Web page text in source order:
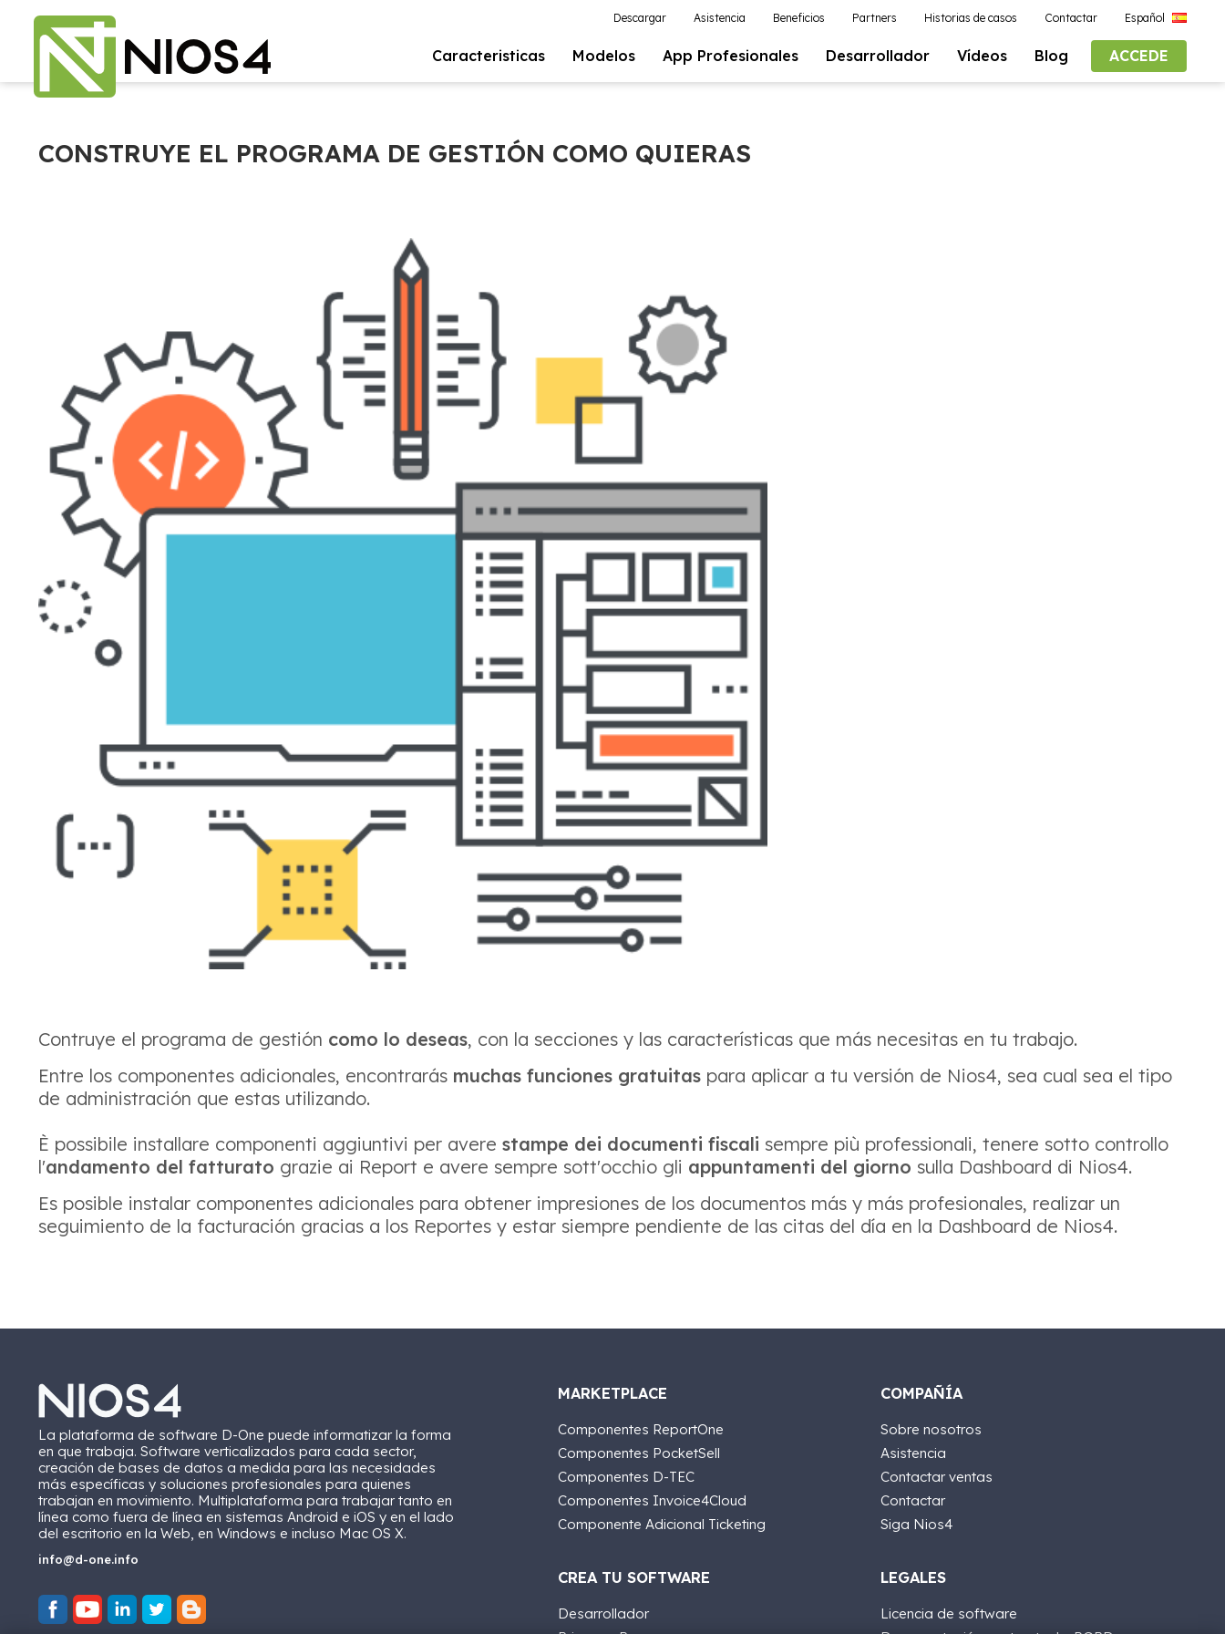
Descargar Asistencia Beneficios Partners Historias de casos Contactar Español
Caracteristicas Modelos App Profesionales Desarrollador Vídeos Blog ACCEDE
CONSTRUYE EL PROGRAMA DE GESTIÓN COMO QUIERAS
Contruye el programa de gestión como lo deseas, con la secciones y las características que más necesitas en tu trabajo.
Entre los componentes adicionales, encontrarás muchas funciones gratuitas para aplicar a tu versión de Nios4, sea cual sea el tipo
de administración que estas utilizando.
È possibile installare componenti aggiuntivi per avere stampe dei documenti fiscali sempre più professionali, tenere sotto controllo
l'andamento del fatturato grazie ai Report e avere sempre sott'occhio gli appuntamenti del giorno sulla Dashboard di Nios4.
Es posible instalar componentes adicionales para obtener impresiones de los documentos más y más profesionales, realizar un
seguimiento de la facturación gracias a los Reportes y estar siempre pendiente de las citas del día en la Dashboard de Nios4.
La plataforma de software D-One puede informatizar la forma
en que trabaja. Software verticalizados para cada sector,
creación de bases de datos a medida para las necesidades
más específicas y soluciones profesionales para quienes
trabajan en movimiento. Multiplataforma para trabajar tanto en
línea como fuera de línea en sistemas Android e iOS y en el lado
del escritorio en la Web, en Windows e incluso Mac OS X.
info@d-one.info
MARKETPLACE
Componentes ReportOne
Componentes PocketSell
Componentes D-TEC
Componentes Invoice4Cloud
Componente Adicional Ticketing
CREA TU SOFTWARE
Desarrollador
COMPAÑÍA
Sobre nosotros
Asistencia
Contactar ventas
Contactar
Siga Nios4
LEGALES
Licencia de software